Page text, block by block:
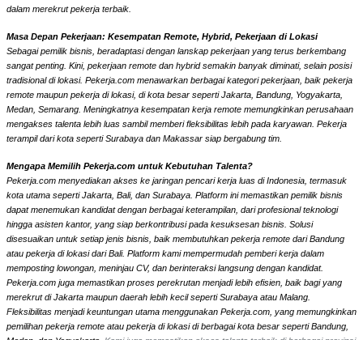
dalam merekrut pekerja terbaik.
Masa Depan Pekerjaan: Kesempatan Remote, Hybrid, Pekerjaan di Lokasi
Sebagai pemilik bisnis, beradaptasi dengan lanskap pekerjaan yang terus berkembang
sangat penting. Kini, pekerjaan remote dan hybrid semakin banyak diminati, selain posisi
tradisional di lokasi. Pekerja.com menawarkan berbagai kategori pekerjaan, baik pekerja
remote maupun pekerja di lokasi, di kota besar seperti Jakarta, Bandung, Yogyakarta,
Medan, Semarang. Meningkatnya kesempatan kerja remote memungkinkan perusahaan
mengakses talenta lebih luas sambil memberi fleksibilitas lebih pada karyawan. Pekerja
terampil dari kota seperti Surabaya dan Makassar siap bergabung tim.
Mengapa Memilih Pekerja.com untuk Kebutuhan Talenta?
Pekerja.com menyediakan akses ke jaringan pencari kerja luas di Indonesia, termasuk
kota utama seperti Jakarta, Bali, dan Surabaya. Platform ini memastikan pemilik bisnis
dapat menemukan kandidat dengan berbagai keterampilan, dari profesional teknologi
hingga asisten kantor, yang siap berkontribusi pada kesuksesan bisnis. Solusi
disesuaikan untuk setiap jenis bisnis, baik membutuhkan pekerja remote dari Bandung
atau pekerja di lokasi dari Bali. Platform kami mempermudah pemberi kerja dalam
memposting lowongan, meninjau CV, dan berinteraksi langsung dengan kandidat.
Pekerja.com juga memastikan proses perekrutan menjadi lebih efisien, baik bagi yang
merekrut di Jakarta maupun daerah lebih kecil seperti Surabaya atau Malang.
Fleksibilitas menjadi keuntungan utama menggunakan Pekerja.com, yang memungkinkan
pemilihan pekerja remote atau pekerja di lokasi di berbagai kota besar seperti Bandung,